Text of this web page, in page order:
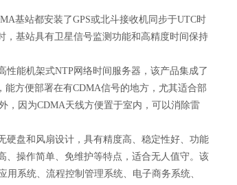
基站都安装了GPS或北斗接收机同步于UTC时
，基站具有卫星信号监测功能和高精度时间保持
性能机架式NTP网络时间服务器，该产品集成了
能方便部署在有CDMA信号的地方，尤其适合部
，因为CDMA天线方便置于室内，可以消除雷
硬盘和风扇设计，具有精度高、稳定性好、功能
、操作简单、免维护等特点，适合无人值守。该
用系统、流程控制管理系统、电子商务系统、